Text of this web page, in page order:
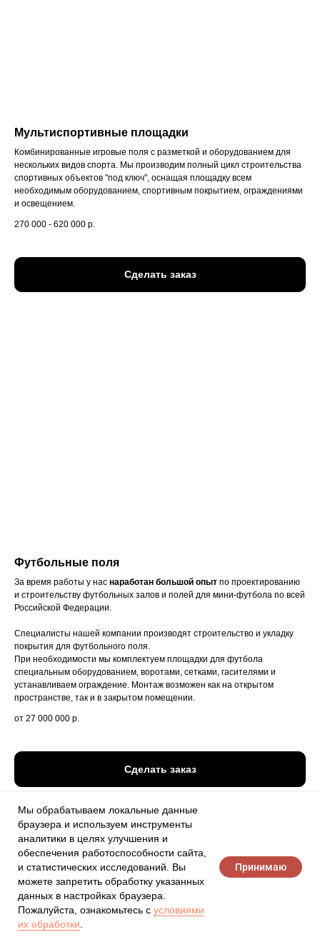
Мультиспортивные площадки
Комбинированные игровые поля с разметкой и оборудованием для
нескольких видов спорта. Мы производим полный цикл строительства
спортивных объектов "под ключ", оснащая площадку всем
необходимым оборудованием, спортивным покрытием, ограждениями
и освещением.
270 000 - 620 000 р.
Сделать заказ
Футбольные поля
За время работы у нас наработан большой опыт по проектированию
и строительству футбольных залов и полей для мини-футбола по всей
Российской Федерации.
Специалисты нашей компании производят строительство и укладку
покрытия для футбольного поля.
При необходимости мы комплектуем площадки для футбола
специальным оборудованием, воротами, сетками, гасителями и
устанавливаем ограждение. Монтаж возможен как на открытом
пространстве, так и в закрытом помещении.
от 27 000 000 р.
Сделать заказ
Мы обрабатываем локальные данные
браузера и используем инструменты
аналитики в целях улучшения и
обеспечения работоспособности сайта,
и статистических исследований. Вы
можете запретить обработку указанных
данных в настройках браузера.
Пожалуйста, ознакомьтесь с условиями
их обработки
Принимаю